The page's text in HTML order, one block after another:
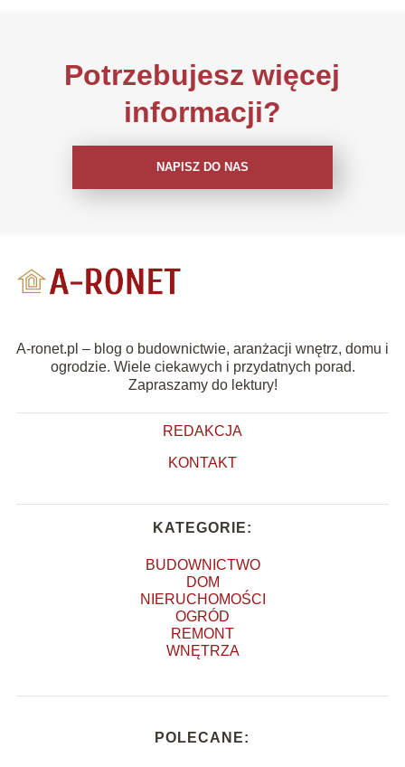
Potrzebujesz więcej
informacji?
NAPISZ DO NAS
A-ronet.pl – blog o budownictwie, aranżacji wnętrz, domu i
ogrodzie. Wiele ciekawych i przydatnych porad.
Zapraszamy do lektury!
REDAKCJA
KONTAKT
KATEGORIE:
BUDOWNICTWO
DOM
NIERUCHOMOŚCI
OGRÓD
REMONT
WNĘTRZA
POLECANE: